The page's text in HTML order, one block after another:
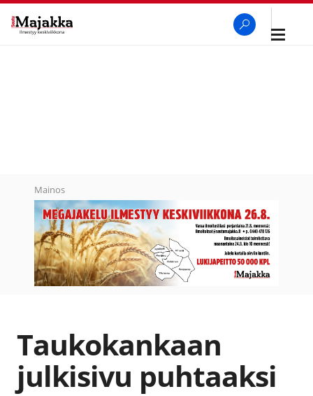
Avaa
Mainos
Taukokankaan
julkisivu puhtaaksi